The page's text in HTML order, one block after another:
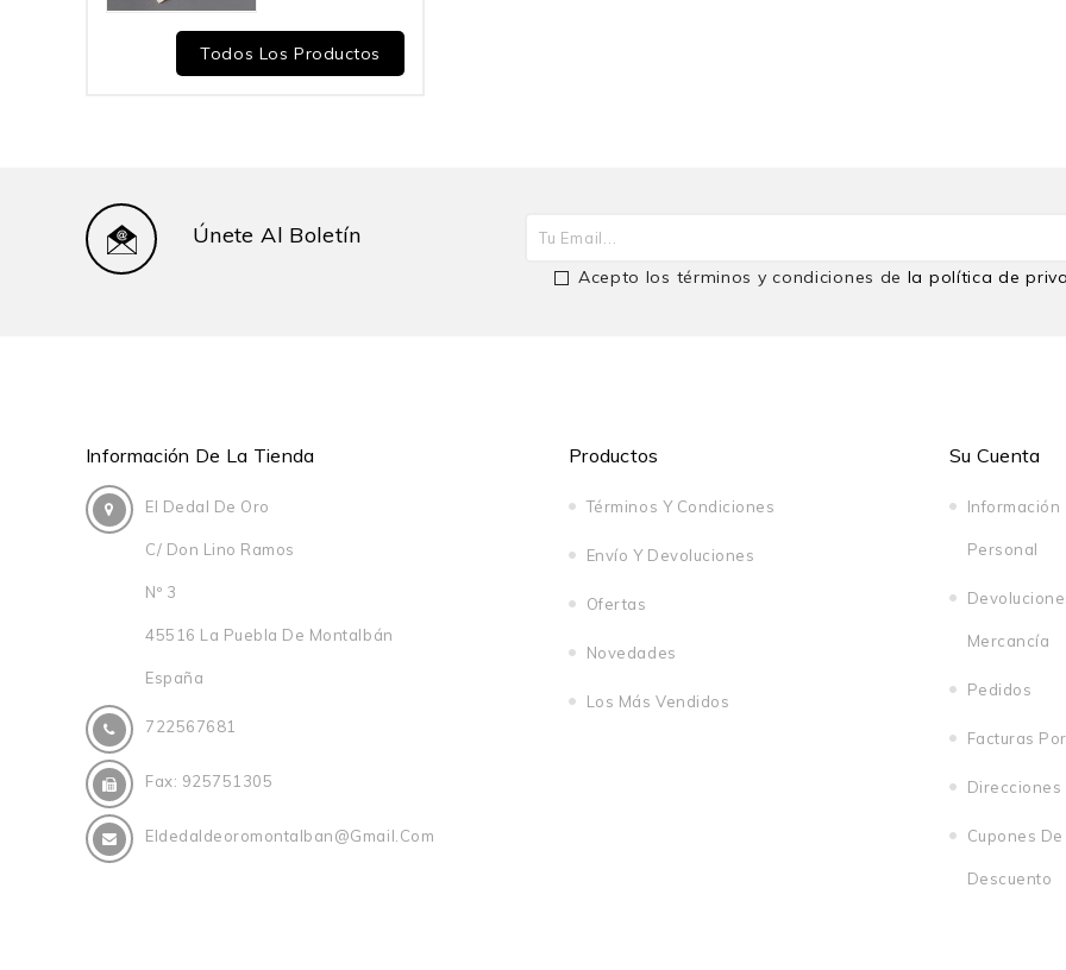
Todos Los Productos
Únete Al Boletín
Acepto los términos y condiciones de la política de
Información De La Tienda
El Dedal De Oro
C/ Don Lino Ramos
Nº 3
45516 La Puebla De Montalbán
España
722567681
Fax: 925751305
Eldedaldeoromontalban@gmail.com
Productos
Términos Y Condiciones
Envío Y Devoluciones
Ofertas
Novedades
Los Más Vendidos
Su Cuenta
Información
Personal
Mercancía
Pedidos
Facturas
Direcciones
Cupones De
Descuento